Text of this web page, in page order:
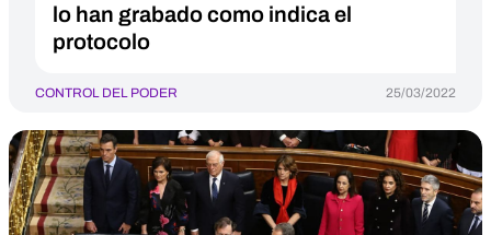
lo han grabado como indica el
protocolo
CONTROL DEL PODER 25/03/2022